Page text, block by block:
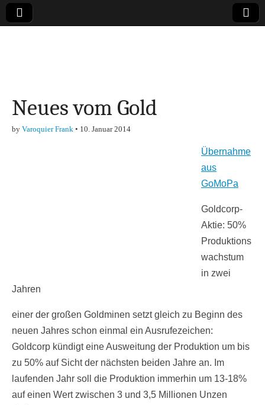
Finanzen,
Marketing-, Vertrieb-
& Investment-Tipps
Neues vom Gold
by Varoquier Frank • 10. Januar 2014
Übernahme
aus
GoMoPa
Goldcorp-
Aktie: 50%
Produktions
wachstum
in zwei
Jahren
einer der großen Goldminen setzt gleich zu Beginn des
neuen Jahres schon einmal ein Ausrufezeichen:
Goldcorp kündigt eine Ausweitung der Produktion um bis
zu 50% auf Sicht der nächsten beiden Jahre an. Im
laufenden Jahr soll die Produktion immerhin um 13-18%
auf einen Wert zwischen 3 und 3,5 Millionen Unzen